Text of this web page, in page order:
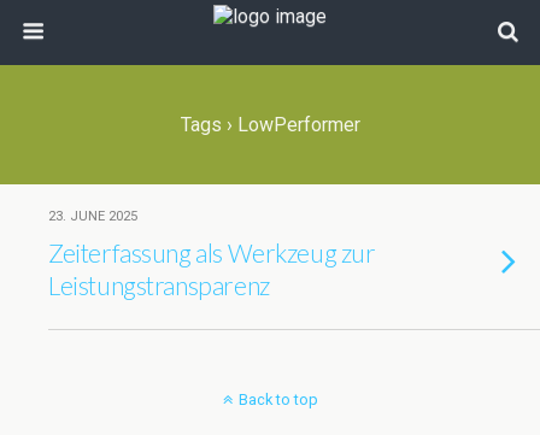
Tags › LowPerformer
23. JUNE 2025
Zeiterfassung als Werkzeug zur
Leistungstransparenz
Back to top